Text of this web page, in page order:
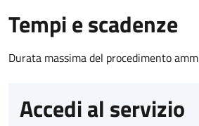
Tempi e scadenze
Durata massima del procedimento
Accedi al servizio